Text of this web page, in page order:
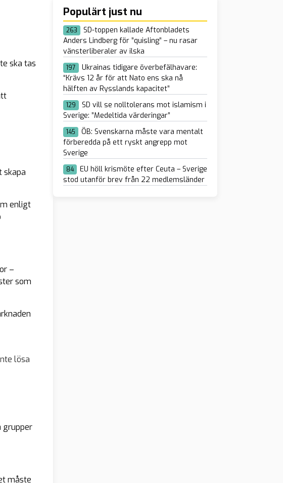
ska tas
skapa
enligt
–
som
lösa
grupper
måste
Populärt just nu
263
SD-toppen kallade Aftonbladets
Anders Lindberg för ”quisling” – nu rasar
vänsterliberaler av ilska
197
Ukrainas tidigare överbefälhavare:
“Krävs 12 år för att Nato ens ska nå
hälften av Rysslands kapacitet”
129
SD vill se nolltolerans mot islamism i
Sverige: ”Medeltida värderingar”
145
ÖB: Svenskarna måste vara mentalt
förberedda på ett ryskt angrepp mot
Sverige
84
EU höll krismöte efter Ceuta – Sverige
stod utanför brev från 22 medlemsländer